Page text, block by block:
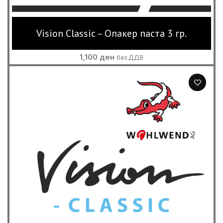
Vision Classic – Опакер паста 3 гр.
1,100 ден без ДДВ